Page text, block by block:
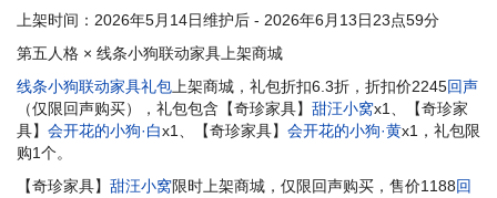
上架时间：2026年5月14日维护后 - 2026年6月13日23点59分
第五人格 × 线条小狗联动家具上架商城
线条小狗联动家具礼包上架商城，礼包折扣6.3折，折扣价2245回声
（仅限回声购买），礼包包含【奇珍家具】 甜汪小窝x1、【奇珍家
具】 会开花的小狗·白x1、【奇珍家具】 会开花的小狗·黄x1，礼包限
购1个。
【奇珍家具】 甜汪小窝限时上架商城，仅限回声购买，售价1188回